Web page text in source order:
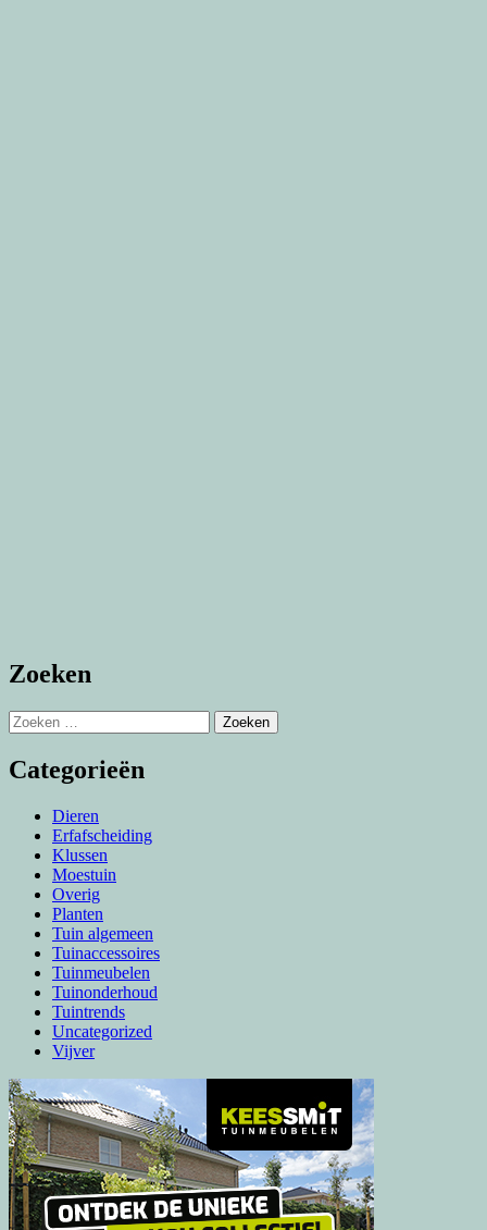
Zoeken
Zoeken
naar:
Categorieën
Dieren
Erfafscheiding
Klussen
Moestuin
Overig
Planten
Tuin algemeen
Tuinaccessoires
Tuinmeubelen
Tuinonderhoud
Tuintrends
Uncategorized
Vijver